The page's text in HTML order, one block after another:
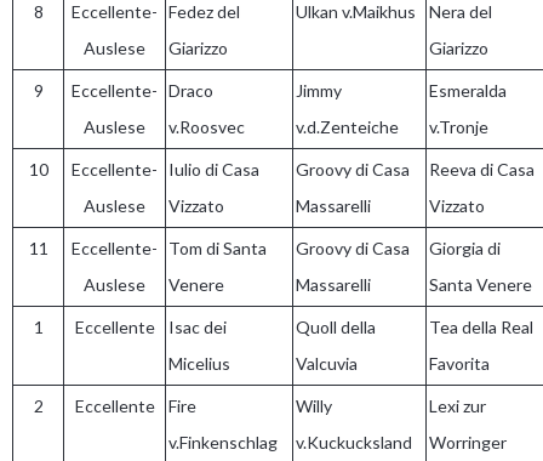
8
Eccellente-
Auslese
Fedez del
Giarizzo
Ulkan v.Maikhus
Nera del
Giarizzo
9
Eccellente-
Auslese
Draco
v.Roosvec
Jimmy
v.d.Zenteiche
Esmeralda
v.Tronje
10
Eccellente-
Auslese
Iulio di Casa
Vizzato
Groovy di Casa
Massarelli
Reeva di Casa
Vizzato
11
Eccellente-
Auslese
Tom di Santa
Venere
Groovy di Casa
Massarelli
Giorgia di
Santa Venere
1 Eccellente
Isac dei
Micelius
Quoll della
Valcuvia
Tea della Real
Favorita
2 Eccellente
Fire
v.Finkenschlag
Willy
v.Kuckucksland
Lexi zur
Worringer